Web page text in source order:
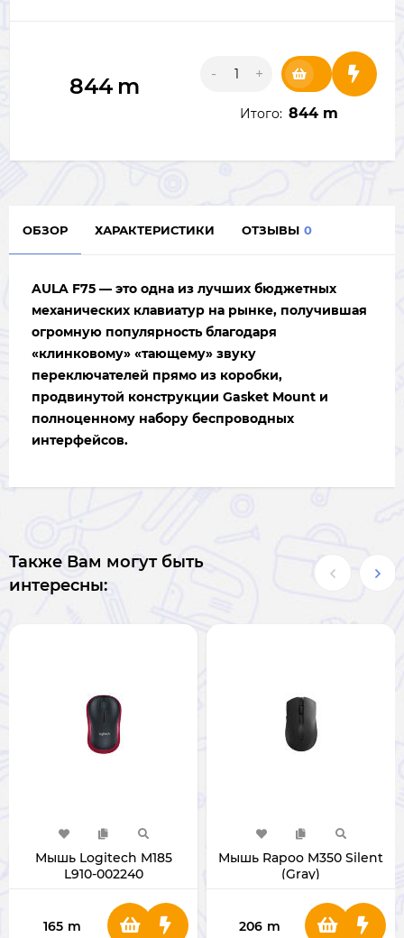
844 m - +
Итого: 844 m
ОБЗОР ХАРАКТЕРИСТИКИ ОТЗЫВЫ 0
AULA F75 — это одна из лучших бюджетных
механических клавиатур на рынке, получившая
огромную популярность благодаря
«клинковому» «тающему» звуку
переключателей прямо из коробки,
продвинутой конструкции Gasket Mount и
полноценному набору беспроводных
интерфейсов.
Также Вам могут быть
интересны:
Мышь Logitech M185
L910-002240
165 m
Мышь Rapoo M350 Silent
(Gray)
206 m